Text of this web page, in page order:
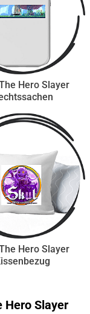
Hero Slayer
Hero Slayer
Hero Slayer